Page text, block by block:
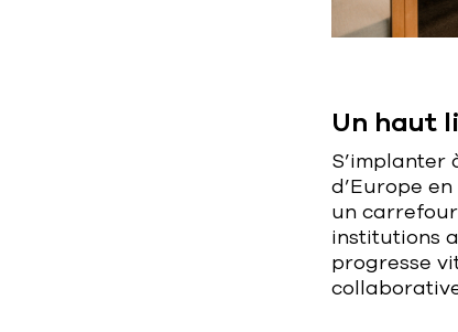
Un haut
S’implanter
d’Europe
un
institutions
progresse